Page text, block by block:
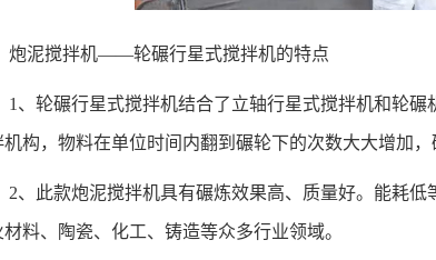
炮泥搅拌机——轮碾行星式搅拌机的特点
1、 轮碾行星式搅拌机结合了立轴行星式搅拌机和轮碾
机构，物料在单位时间内翻到碾轮下的次数大大增加，
2、此款炮泥搅拌机具有碾炼效果高、质量好。能耗
材料、陶瓷、化工、铸造等众多行业领域。